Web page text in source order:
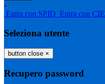
-
Entra con SPID Entra con CIE
Seleziona utente
button close ×
Recupero password